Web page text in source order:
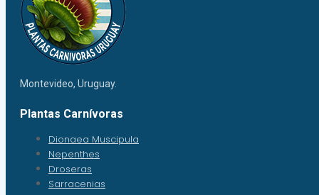
Montevideo, Uruguay.
Plantas Carnívoras
Dionaea Muscipula
Nepenthes
Droseras
Sarracenias